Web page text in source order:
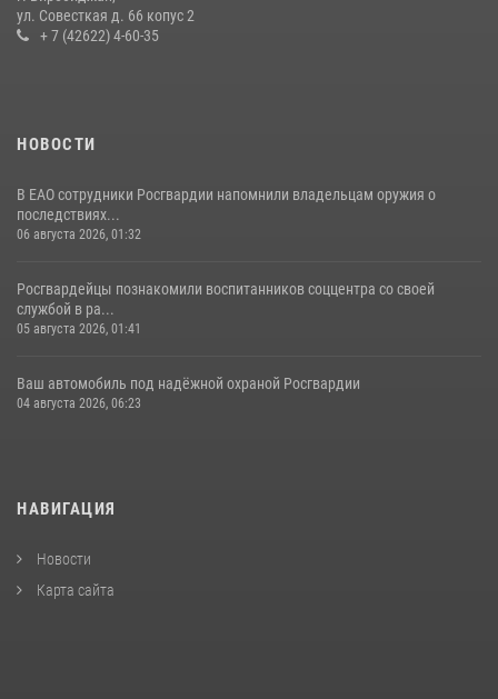
08 июля 2026, 04:54
ул. Совесткая д. 66 копус 2
+ 7 (42622) 4-60-35
НОВОСТИ
В ЕАО сотрудники Росгвардии напомнили владельцам оружия о
последствиях...
06 августа 2026, 01:32
Росгвардейцы познакомили воспитанников соццентра со своей
службой в ра...
05 августа 2026, 01:41
Ваш автомобиль под надёжной охраной Росгвардии
04 августа 2026, 06:23
НАВИГАЦИЯ
Новости
Карта сайта